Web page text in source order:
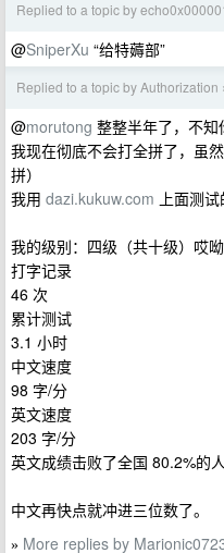
Replied to a topic by
@SniperXu “给特薅部”
Replied to a topic by Authorization ›
@morutong 整整半年了，不知
我现在彻底不会打全拼了，虽
拼）
我用 dazi.kukuw.com 上面测试
我的级别：四级（共十级）哎呦
打字记录
46 次
累计测试
3.1 小时
中文速度
98 字/分
英文速度
203 字/分
英文成绩击败了全国 80.2%的人
中文再快点就冲进三位数了。
» More replies by